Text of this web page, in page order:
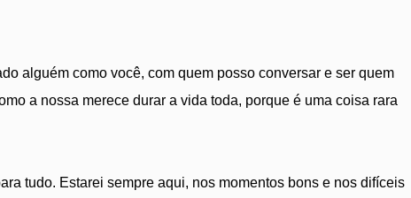
alguém como você, com quem posso conversar e ser quem
a nossa merece durar a vida toda, porque é uma coisa rara
tudo. Estarei sempre aqui, nos momentos bons e nos difíceis